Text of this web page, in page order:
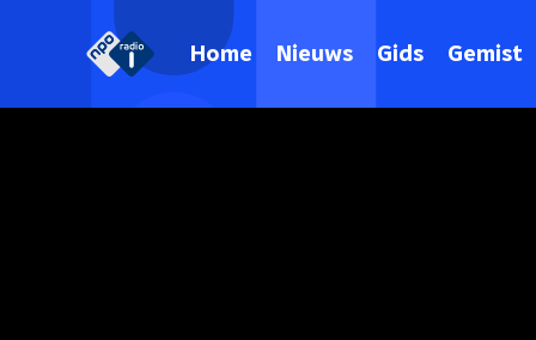
Home Nieuws Gids Gemist